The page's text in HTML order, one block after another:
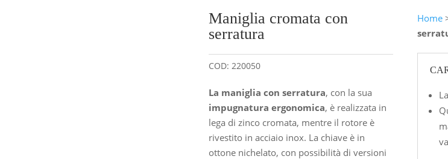
Maniglia cromata con
serratura
COD: 220050
La maniglia con serratura, con la sua
impugnatura ergonomica, è realizzata in
lega di zinco cromata, mentre il rotore è
rivestito in acciaio inox. La chiave è in
ottone nichelato, con possibilità di versioni
Home